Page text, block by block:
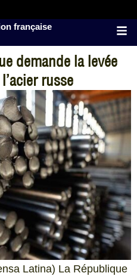
française
demande la levée
russe
Latina) La République